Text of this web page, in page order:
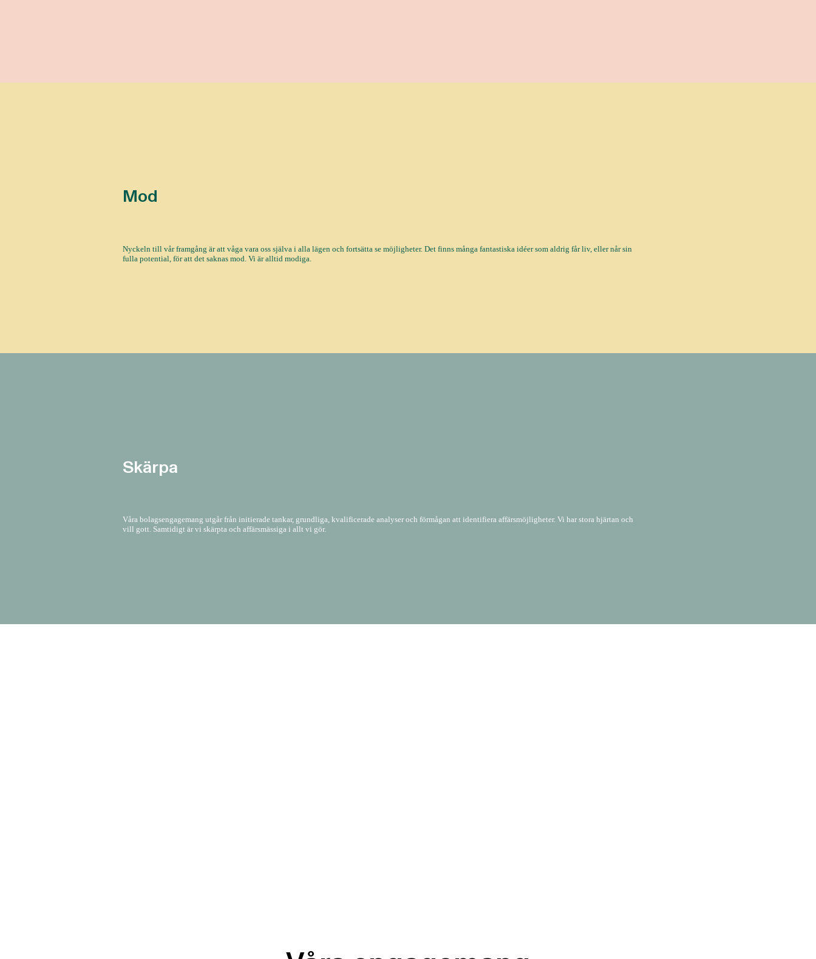
Mod
Nyckeln till vår framgång är att våga vara oss själva i alla lägen och fortsätta se möjligheter. Det finns många fantastiska idéer som aldrig får liv, eller når sin
fulla potential, för att det saknas mod. Vi är alltid modiga.
Skärpa
Våra bolagsengagemang utgår från initierade tankar, grundliga, kvalificerade analyser och förmågan att identifiera affärsmöjligheter. Vi har stora hjärtan och
vill gott. Samtidigt är vi skärpta och affärsmässiga i allt vi gör.